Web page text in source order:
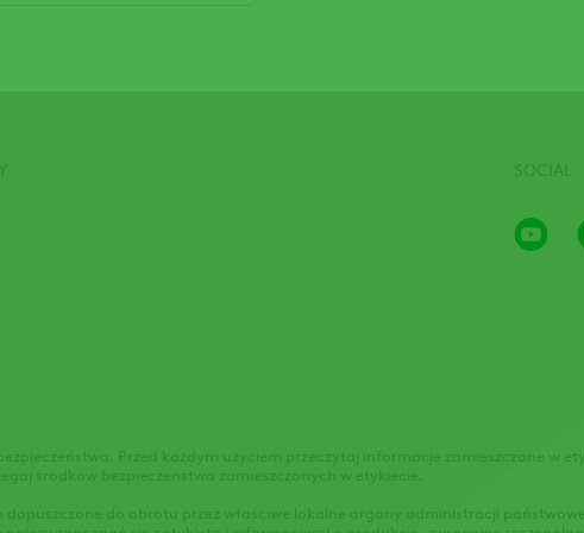
Przed każdym użyciem przeczytaj informacje zamieszczone w
do obrotu przez właściwe lokalne organy administracji